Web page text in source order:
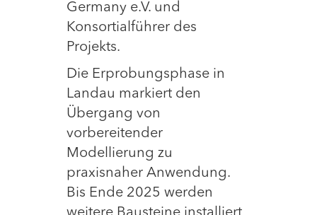
Germany e.V. und
Konsortialführer des
Projekts.
Die Erprobungsphase in
Landau markiert den
Übergang von
vorbereitender
Modellierung zu
praxisnaher Anwendung.
Bis Ende 2025 werden